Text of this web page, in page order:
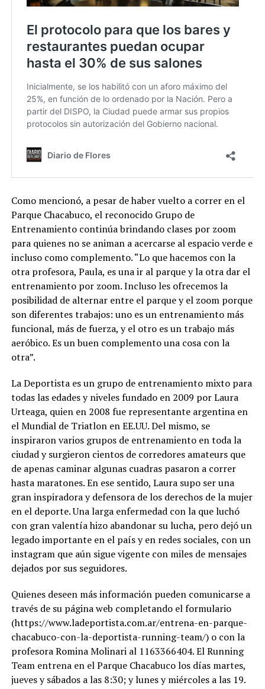
Como mencionó, a pesar de haber vuelto a correr en el
Parque Chacabuco, el reconocido Grupo de
Entrenamiento continúa brindando clases por zoom
para quienes no se animan a acercarse al espacio verde e
incluso como complemento. “Lo que hacemos con la
otra profesora, Paula, es una ir al parque y la otra dar el
entrenamiento por zoom. Incluso les ofrecemos la
posibilidad de alternar entre el parque y el zoom porque
son diferentes trabajos: uno es un entrenamiento más
funcional, más de fuerza, y el otro es un trabajo más
aeróbico. Es un buen complemento una cosa con la
otra”.
La Deportista es un grupo de entrenamiento mixto para
todas las edades y niveles fundado en 2009 por Laura
Urteaga, quien en 2008 fue representante argentina en
el Mundial de Triatlon en EE.UU. Del mismo, se
inspiraron varios grupos de entrenamiento en toda la
ciudad y surgieron cientos de corredores amateurs que
de apenas caminar algunas cuadras pasaron a correr
hasta maratones. En ese sentido, Laura supo ser una
gran inspiradora y defensora de los derechos de la mujer
en el deporte. Una larga enfermedad con la que luchó
con gran valentía hizo abandonar su lucha, pero dejó un
legado importante en el país y en redes sociales, con un
instagram que aún sigue vigente con miles de mensajes
dejados por sus seguidores.
Quienes deseen más información pueden comunicarse a
través de su página web completando el formulario
(https://www.ladeportista.com.ar/entrena-en-parque-
chacabuco-con-la-deportista-running-team/) o con la
profesora Romina Molinari al 1163366404. El Running
Team entrena en el Parque Chacabuco los días martes,
jueves y sábados a las 8:30; y lunes y miércoles a las 19.